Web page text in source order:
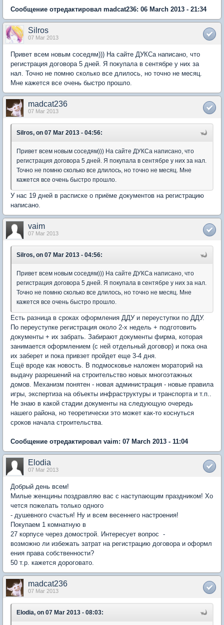
Сообщение отредактировал madcat236: 06 March 2013 - 21:34
Silros
07 Mar 2013
Привет всем новым соседям))) На сайте ДУКСа написано, что
регистрация договора 5 дней. Я покупала в сентябре у них за
нал. Точно не помню сколько все длилось, но точно не месяц.
Мне кажется все очень быстро прошло.
madcat236
07 Mar 2013
Silros, on 07 Mar 2013 - 04:56:
Привет всем новым соседям))) На сайте ДУКСа написано, что
регистрация договора 5 дней. Я покупала в сентябре у них за нал.
Точно не помню сколько все длилось, но точно не месяц. Мне
кажется все очень быстро прошло.
У нас 19 дней в расписке о приёме документов на регистрацию
написано.
vaim
07 Mar 2013
Silros, on 07 Mar 2013 - 04:56:
Привет всем новым соседям))) На сайте ДУКСа написано, что
регистрация договора 5 дней. Я покупала в сентябре у них за нал.
Точно не помню сколько все длилось, но точно не месяц. Мне
кажется все очень быстро прошло.
Есть разница в сроках оформления ДДУ и переуступки по ДДУ.
По переуступке регистрация около 2-х недель + подготовить
документы + их забрать. Забирают документы фирма, которая
занимается оформлением (с ней отдельный договор) и пока она
их заберет и пока привзет пройдет еще 3-4 дня.
Ещё вроде как новость. В подмосковье наложен мораторий на
выдачу разрешений на строительство новых многоэтажных
домов. Механизм понятен - новая администрация - новые правила
игры, экспертиза на объекты инфраструктуры и транспорта и т.п..
Не знаю в какой стадии документы на следующую очередь
нашего района, но теоретически это может как-то коснуться
сроков начала строительства.
Сообщение отредактировал vaim: 07 March 2013 - 11:04
Elodia
07 Mar 2013
Добрый день всем!
Милые женщины поздравляю вас с наступающим праздником! Хо
чется пожелать только одного
- душевного счастья! Ну и всем весеннего настроения!
Покупаем 1 комнатную в
27 корпусе через домострой. Интересует вопрос -
возможно ли избежать затрат на регистрацию договора и оформл
ения права собственности?
50 т.р. кажется дороговато.
madcat236
07 Mar 2013
Elodia, on 07 Mar 2013 - 08:03: